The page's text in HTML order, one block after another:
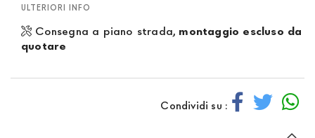
ULTERIORI INFO
Consegna a piano strada, montaggio escluso da
quotare
Condividi su :